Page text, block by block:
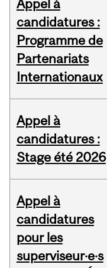
Appel à
candidatures :
Programme de
Partenariats
Internationaux
Appel à
candidatures :
Stage été 2026
Appel à
candidatures
pour les
superviseur·e·s